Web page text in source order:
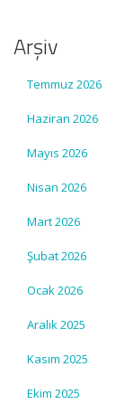
Arşiv
Temmuz 2026
Haziran 2026
Mayıs 2026
Nisan 2026
Mart 2026
Şubat 2026
Ocak 2026
Aralık 2025
Kasım 2025
Ekim 2025